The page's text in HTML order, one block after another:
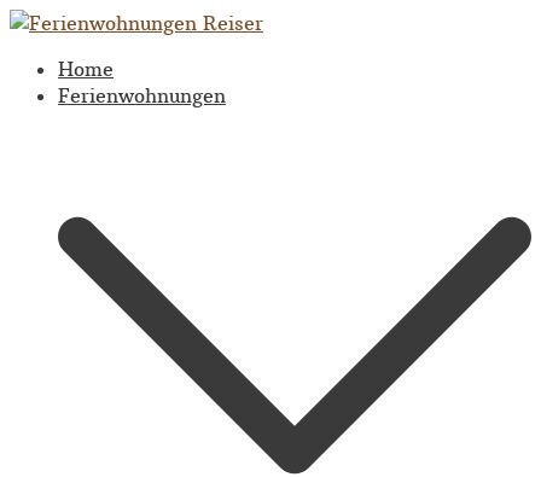
Zum
springen
Home
Ferienwohnungen